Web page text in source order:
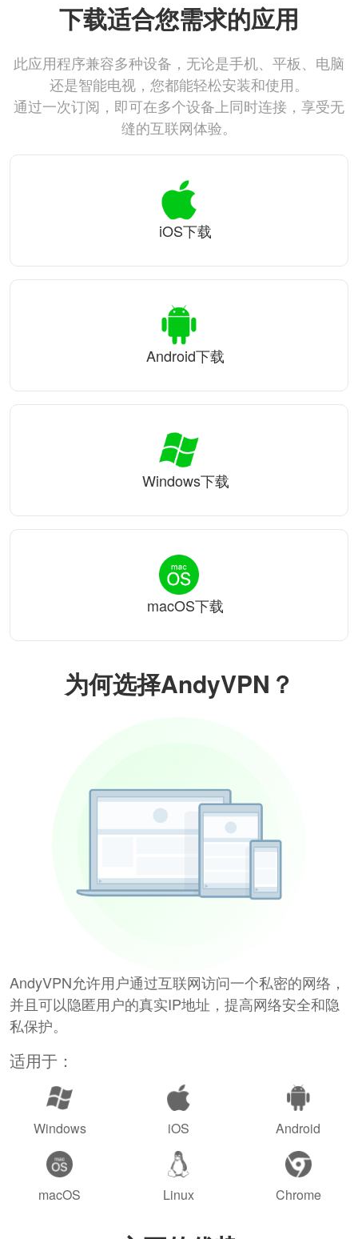
为何选择AndyVPN？
AndyVPN允许用户通过互联网访问一个私密的网络，
并且可以隐匿用户的真实IP地址，提高网络安全和隐
私保护。
适用于：
Windows iOS Android
macOS Linux Chrome
下载适合您需求的应用
此应用程序兼容多种设备，无论是手机、平板、电脑
还是智能电视，您都能轻松安装和使用。
通过一次订阅，即可在多个设备上同时连接，享受无
缝的互联网体验。
iOS下载
Android下载
Windows下载
macOS下载